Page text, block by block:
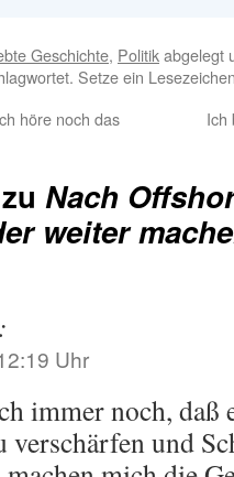
Geschichte, Politikabgelegt
Setze ein
höre noch das
Ich
Nach
weiter
Uhr
immer noch, daß
verschärfen und